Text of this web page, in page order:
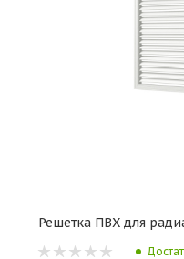
Решетка ПВХ для